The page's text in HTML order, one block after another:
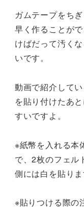
ガムテープをち
早く作ることが
けばだって汚く
いです。
動画で紹介して
を貼り付けたあ
すいですよ。
※紙幣を入れる本
で、2枚のフェル
側には白を貼りま
※貼りつける際の